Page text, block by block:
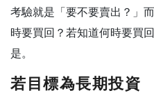
考驗就是「要不要賣出？」
時要買回？若知道何時要買
是。
若目標為長期投資